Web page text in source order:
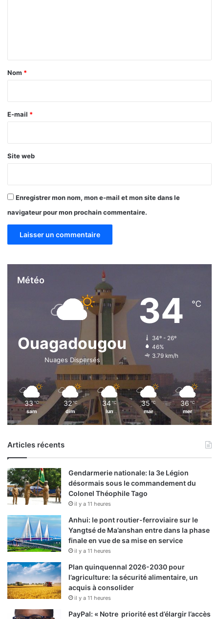
a
e
Nom *
E-mail *
Site web
Enregistrer mon nom, mon e-mail et mon site dans le
navigateur pour mon prochain commentaire.
Météo
Ouagadougou
Nuages Dispersés
34 ℃
34º - 26º
46%
3.79 km/h
33 ℃
sam
32 ℃
dim
34 ℃
lun
35 ℃
mar
36 ℃
mer
Articles récents
Gendarmerie nationale: la 3e Légion
désormais sous le commandement du
Colonel Théophile Tago
il y a 11 heures
Anhui: le pont routier-ferroviaire sur le
Yangtsé de Ma’anshan entre dans la phase
finale en vue de sa mise en service
il y a 11 heures
Plan quinquennal 2026-2030 pour
l’agriculture: la sécurité alimentaire, un
acquis à consolider
il y a 11 heures
PayPal: « Notre priorité est d’élargir l’accès